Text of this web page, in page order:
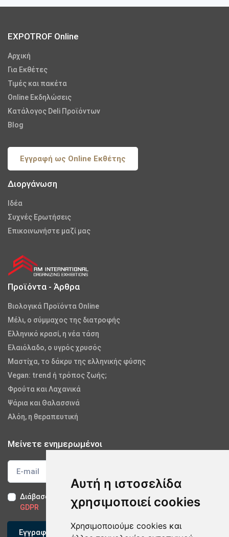
Αυτή η ιστοσελίδα
χρησιμοποιεί cookies
Χρησιμοποιούμε cookies και
EXPOTROF Online
Αρχική
Για Εκθέτες
Τιμές και πακέτα
Online Εκδηλώσεις
Κατάλογος Deli Προϊόντων
Blog
Εγγραφή ως Online Εκθέτης
Διοργάνωση
Iδέα
Συχνές Ερωτήσεις
Επικοινωνήστε μαζί μας
Προϊόντα - Άρθρα
Βιολογικά Προϊόντα Online
Μέλι, ο σύμμαχος της διατροφής
Ελληνικό κρασί, η νέα τάση
Ελαιόλαδο, ο υγρός χρυσός
Μαστίχα, το δάκρυ της ελληνικής φύσης
Vegan: trend ή τρόπος ζωής;
Φρούτα και Λαχανικά
Ψάρια και Θαλασσινά
Αλόη, η θεραπευτική
Μείνετε ενημερωμένοι
Διάβασα και αποδέχομαι τους Όρους Χρήσης -
Δήλωση
GDPR
Εγγραφείτε